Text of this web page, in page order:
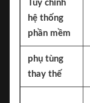
Tùy chỉnh
hệ thống
phần mềm
phụ tùng
thay thế